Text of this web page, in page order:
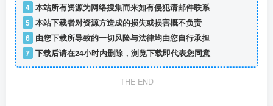
4 本站所有资源为网络搜集而来如有侵犯请邮件联系
5 本站下载者对资源方造成的损失或损害概不负责
6 由您下载所导致的一切风险与法律均由您自行承担
7 下载后请在24小时内删除，浏览下载即代表您同意
THE END